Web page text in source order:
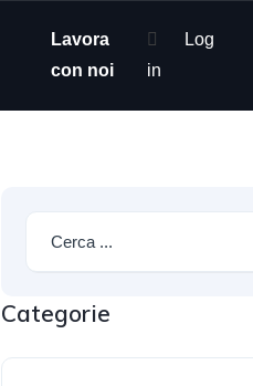
Lavora
con noi
Log
in
Categorie